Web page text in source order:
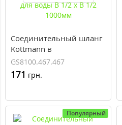
Соединительный шланг
Kottmann в
нержавеющей оплетке
для воды В 1/2 x В 1/2
1000мм
GS8100.467.467
171 грн.
Популярный